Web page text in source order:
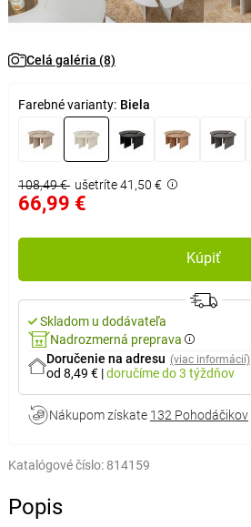
Celá galéria (8)
Farebné varianty: Biela
108,49 € ušetríte 41,50 €
66,99 €
Kúpiť
Skladom u dodávateľa
Nadrozmerná preprava
Doručenie na adresu (viac informácií)
od 8,49 € |doručímedo 3 týždňov
Nákupom získate 132 Pohodáčikov
Katalógové číslo: 814159
Popis